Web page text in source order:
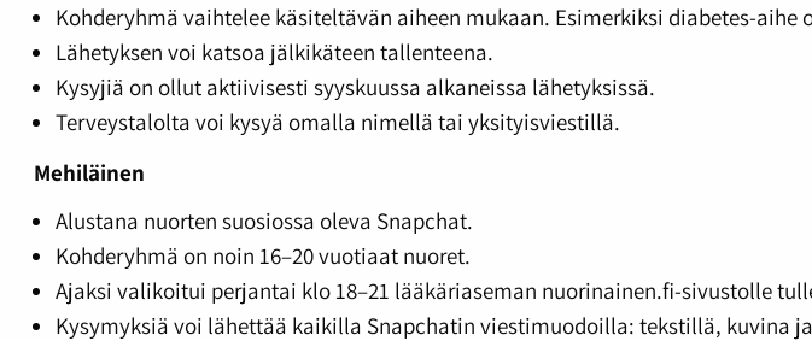
Kohderyhmä vaihtelee käsiteltävän aiheen mukaan. Esimerkiksi diabetes-
Lähetyksen voi katsoa jälkikäteen tallenteena.
Kysyjiä on ollut aktiivisesti syyskuussa alkaneissa lähetyksissä.
Terveystalolta voi kysyä omalla nimellä tai yksityisviestillä.
Mehiläinen
Alustana nuorten suosiossa oleva Snapchat.
Kohderyhmä on noin 16–20 vuotiaat nuoret.
Ajaksi valikoitui perjantai klo 18–21 lääkäriaseman nuorinainen.fi-sivustolle
Kysymyksiä voi lähettää kaikilla Snapchatin viestimuodoilla: tekstillä, kuvina